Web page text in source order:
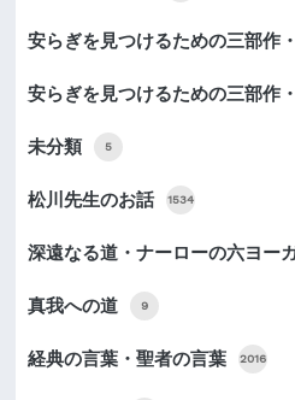
安らぎを見つけるための三部作
安らぎを見つけるための三部作
未分類 5
松川先生のお話 1534
深遠なる道・ナーローの六ヨー
真我への道 9
経典の言葉・聖者の言葉 2016